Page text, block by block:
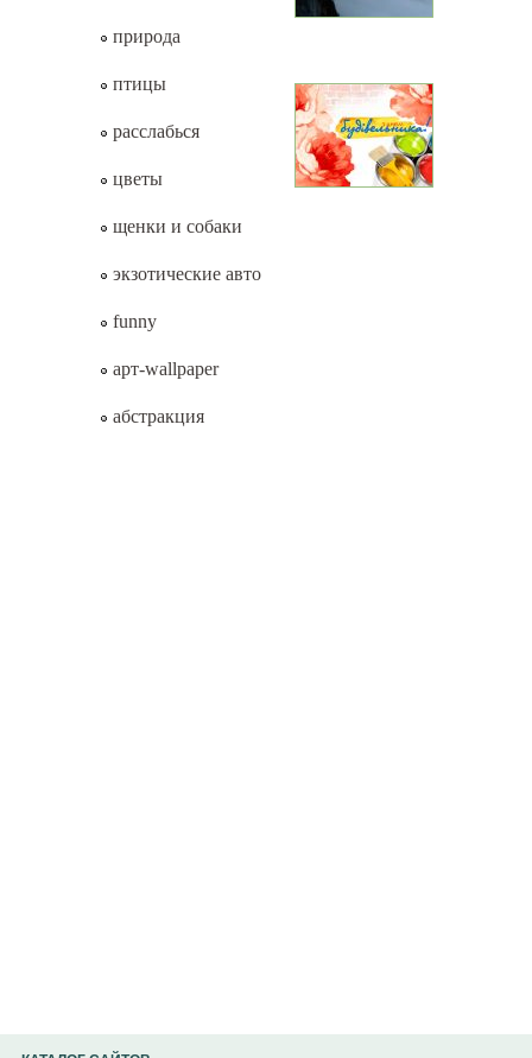
природа
птицы
расслабься
цветы
щенки и собаки
экзотические авто
funny
арт-wallpaper
абстракция